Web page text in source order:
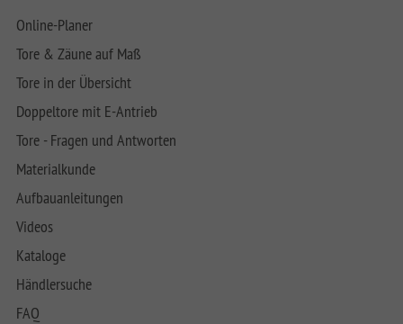
Online-Planer
Tore & Zäune auf Maß
Tore in der Übersicht
Doppeltore mit E-Antrieb
Tore - Fragen und Antworten
Materialkunde
Aufbauanleitungen
Videos
Kataloge
Händlersuche
FAQ